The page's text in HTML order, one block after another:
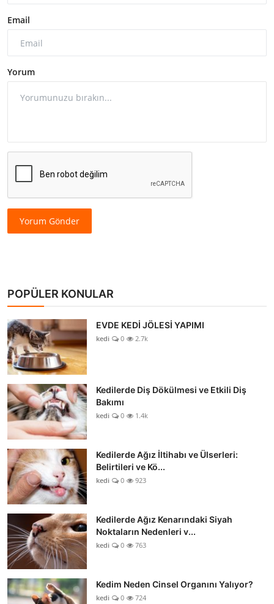
Email
Yorum
Yorum Gönder
POPÜLER KONULAR
EVDE KEDİ JÖLESİ YAPIMI
kedi 0 2.7k
Kedilerde Diş Dökülmesi ve Etkili Diş
Bakımı
kedi 0 1.4k
Kedilerde Ağız İltihabı ve Ülserleri:
Belirtileri ve Kö...
kedi 0 923
Kedilerde Ağız Kenarındaki Siyah
Noktaların Nedenleri v...
kedi 0 763
Kedim Neden Cinsel Organını Yalıyor?
kedi 0 724